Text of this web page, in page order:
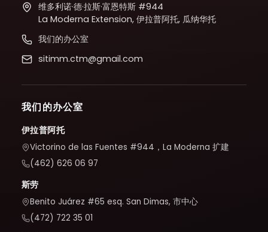
维多利诺·德·拉斯·富恩特斯 #944
La Moderna Extension, 伊拉普阿托, 瓜纳华托
我们的办公室
sitimm.ctm@gmail.com
我们的办公室
伊拉普阿托
Victorino de las Fuentes #944，La Moderna 扩建
(462) 626 06 97
斯劳
Benito Juárez #65 esq. San Dimas, 市中心
(472) 722 35 01